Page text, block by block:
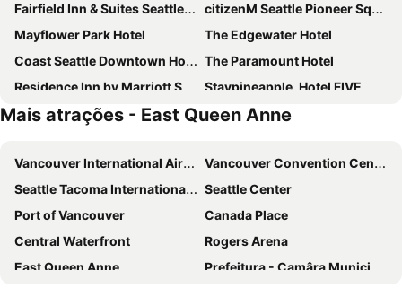
Fairfield Inn & Suites Seattle Downtown/Seattle Center
citizenM Seattle Pioneer Square
Mayflower Park Hotel
The Edgewater Hotel
Coast Seattle Downtown Hotel by APA
The Paramount Hotel
Residence Inn by Marriott Seattle Downtown/Convention Center
Staypineapple, Hotel FIVE, Downtown Seattle
Renaissance Seattle Hotel
citizenM Seattle South Lake Union
Hyatt at Olive 8
Hyatt Place Seattle Downtown
Best Western Plus Pioneer Square Hotel Downtown
Hotel Ballard
Hampton Inn & Suites Seattle-Downtown
Silver Cloud Hotel - Seattle Lake Union
Kings Inn
Hilton Bellevue
Staypineapple, The Maxwell Hotel, Seattle Center Seattle
Hyatt Regency Seattle
Mais atrações - East Queen Anne
Vancouver International Airport
Vancouver Convention Centre
Seattle Tacoma International Airport
Seattle Center
Port of Vancouver
Canada Place
Central Waterfront
Rogers Arena
East Queen Anne
Prefeitura - Camâra Municipal - de Vancouver